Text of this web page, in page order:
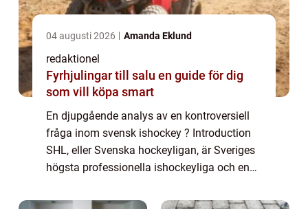
04 augusti 2026 Amanda Eklund
redaktionel
Fyrhjulingar till salu en guide för dig
som vill köpa smart
En djupgående analys av en kontroversiell
fråga inom svensk ishockey ? Introduction
SHL, eller Svenska hockeyligan, är Sveriges
högsta professionella ishockeyliga och en
Men ibland inträffar olyckliga händ...